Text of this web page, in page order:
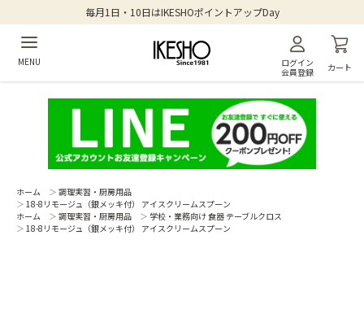
毎月1日・10日はIKESHOポイントアップDay
MENU
ログイン
会員登録
カート
ホーム ＞ 調理実習・厨房用品
＞ 18-8リモージュ（銀メッキ付） アイスクリームスプーン
ホーム
＞ 調理実習・厨房用品 ＞ 学校・業務向け 食器 テーブルクロス
＞ 18-8リモージュ（銀メッキ付） アイスクリームスプーン